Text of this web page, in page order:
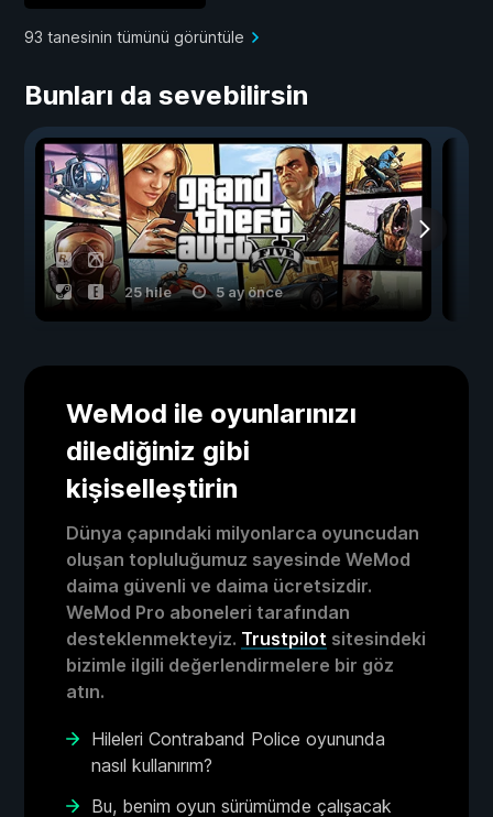
93 tanesinin tümünü görüntüle
Bunları da sevebilirsin
25 hile 5 ay önce
WeMod ile oyunlarınızı
dilediğiniz gibi
kişiselleştirin
Dünya çapındaki milyonlarca oyuncudan
oluşan topluluğumuz sayesinde WeMod
daima güvenli ve daima ücretsizdir.
WeMod Pro aboneleri tarafından
desteklenmekteyiz. Trustpilot sitesindeki
bizimle ilgili değerlendirmelere bir göz
atın.
Hileleri Contraband Police oyununda
nasıl kullanırım?
Bu, benim oyun sürümümde çalışacak